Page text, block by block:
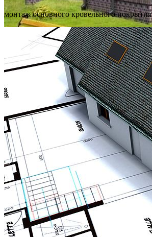
монтаж основного кровельного покрытия